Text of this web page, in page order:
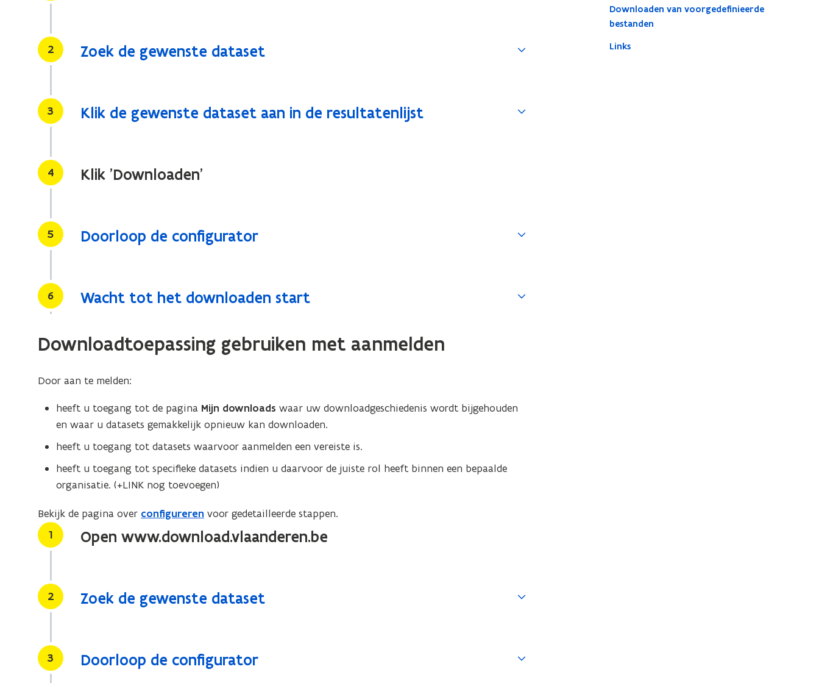
Downloaden van voorgedefinieerde
bestanden
Links
Stap
2 Zoek de gewenste dataset
Stap
3 Klik de gewenste dataset aan in de resultatenlijst
Stap
4 Klik 'Downloaden'
Stap
5 Doorloop de configurator
Stap
6 Wacht tot het downloaden start
Downloadtoepassing gebruiken met aanmelden
Door aan te melden:
heeft u toegang tot de pagina Mijn downloadswaar uw downloadgeschiedenis wordt bijgehouden
en waar u datasets gemakkelijk opnieuw kan downloaden.
heeft u toegang tot datasets waarvoor aanmelden een vereiste is.
heeft u toegang tot specifieke datasets indien u daarvoor de juiste rol heeft binnen een bepaalde
organisatie. (+LINK nog toevoegen)
Bekijk de pagina over configureren voor gedetailleerde stappen.
Stap
1 Open www.download.vlaanderen.be
Stap
2 Zoek de gewenste dataset
Stap
3 Doorloop de configurator